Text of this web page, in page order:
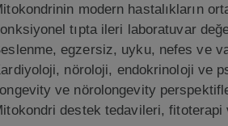
modern hastalıkların
tıpta ileri laboratuvar
egzersiz, uyku, nefes ve
nöroloji, endokrinoloji ve
ve nörolongevity
destek tedavileri,